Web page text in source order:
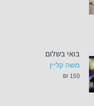
בואי בשלום
משה קליין
₪ 150